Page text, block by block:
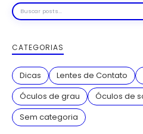
Buscar
posts
CATEGORIAS
Dicas Lentes de Contato
Óculos de grau
Óculos de
Sem categoria